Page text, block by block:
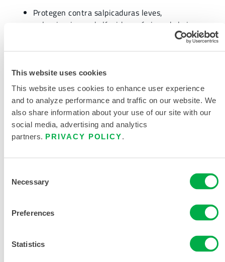
This website uses cookies
This website uses cookies to enhance user experience
and to analyze performance and traffic on our website. We
also share information about your use of our site with our
social media, advertising and analytics
partners. PRIVACY POLICY.
Selection
Necessary
Preferences
Statistics
Protegen contra salpicaduras leves,
pulverizaciones de líquidos químicos de bajo
en la industria nuclear
Operaciones de procesamiento de alimentos
Procesamiento electrónico, montaje, etc.
Medicina y salud
Protección contra aceites y resinas